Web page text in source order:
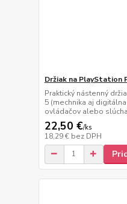
Držiak na PlayStation
Praktický nástenný
5 (mechnika aj
ovládačov alebo
22,50 €/ks
18,29 € bez DPH